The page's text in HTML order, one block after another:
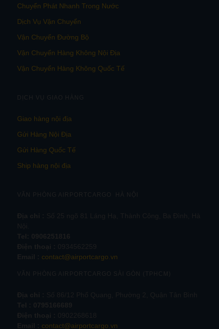
Chuyển Phát Nhanh Trong Nước
Dịch Vụ Vận Chuyển
Vận Chuyển Đường Bộ
Vận Chuyển Hàng Không Nội Địa
Vận Chuyển Hàng Không Quốc Tế
DỊCH VỤ GIAO HÀNG
Giao hàng nội địa
Gửi Hàng Nội Địa
Gửi Hàng Quốc Tế
Ship hàng nội địa
VĂN PHÒNG AIRPORTCARGO HÀ NỘI
contact@airportcargo.vn
VĂN PHÒNG AIRPORTCARGO SÀI GÒN (TPHCM)
contact@airportcargo.vn